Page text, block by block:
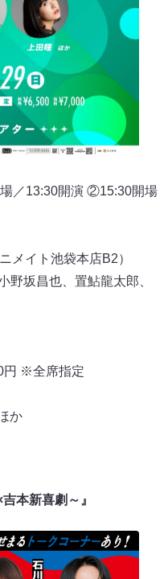
／13:30開演 ②15:30開場
メイト池袋本店B2）
野坂昌也、置鮎龍太郎、
円 ※全席指定
か
本新喜劇～』